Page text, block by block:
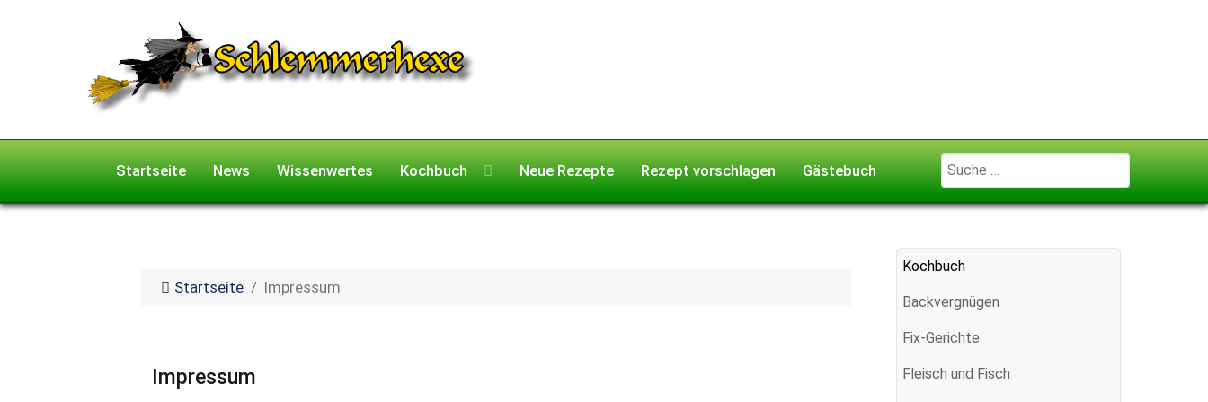
Startseite News Wissenwertes Kochbuch Neue Rezepte Rezept vorschlagen Gästebuch Geben Sie ...
Startseite Impressum
Impressum
Kochbuch
Backvergnügen
Fix-Gerichte
Fleisch und Fisch